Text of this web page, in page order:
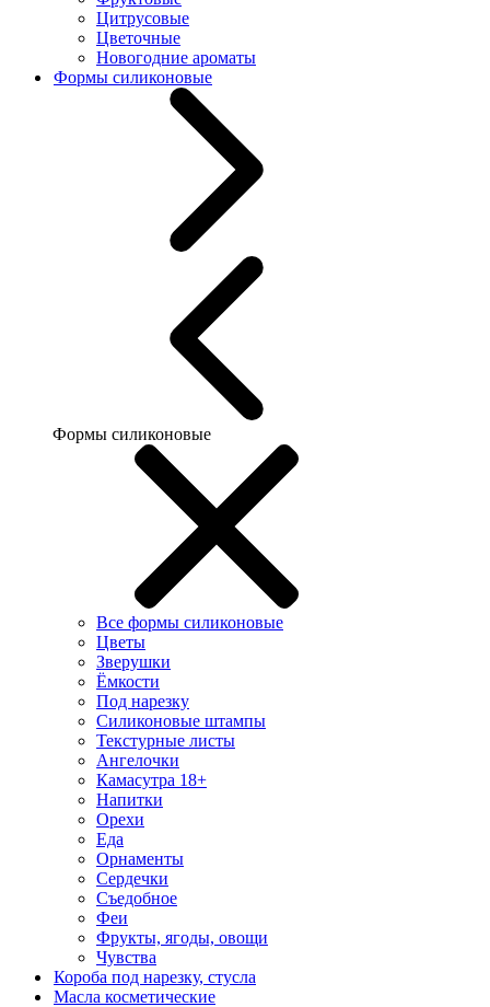
Цитрусовые
Цветочные
Новогодние ароматы
Формы силиконовые
Формы силиконовые
Все формы силиконовые
Цветы
Зверушки
Ёмкости
Под нарезку
Силиконовые штампы
Текстурные листы
Ангелочки
Камасутра 18+
Напитки
Орехи
Еда
Орнаменты
Сердечки
Съедобное
Феи
Фрукты, ягоды, овощи
Чувства
Короба под нарезку, стусла
Масла косметические